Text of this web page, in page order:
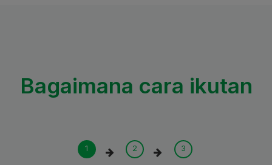
Bagaimana cara ikutan